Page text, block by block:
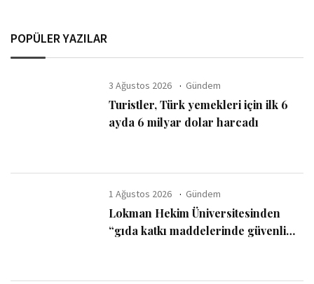
POPÜLER YAZILAR
3 Ağustos 2026 Gündem
Turistler, Türk yemekleri için ilk 6
ayda 6 milyar dolar harcadı
1 Ağustos 2026 Gündem
Lokman Hekim Üniversitesinden
“gıda katkı maddelerinde güvenli